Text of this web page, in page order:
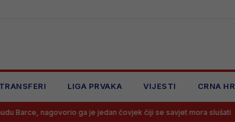
TRANSFERI LIGA PRVAKA VIJESTI CRNA
ga je jedan čovjek čiji se savjet mora slušati